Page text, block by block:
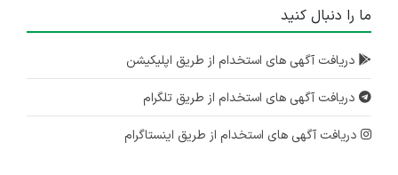
ما را دنبال کنید
دریافت آگهی های استخدام از طریق اپلیکیشن
دریافت آگهی های استخدام از طریق تلگرام
دریافت آگهی های استخدام از طریق اینستاگرام